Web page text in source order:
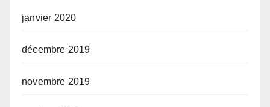
janvier 2020
décembre 2019
novembre 2019